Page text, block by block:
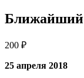
Ближайший
200 ₽
25 апреля 2018